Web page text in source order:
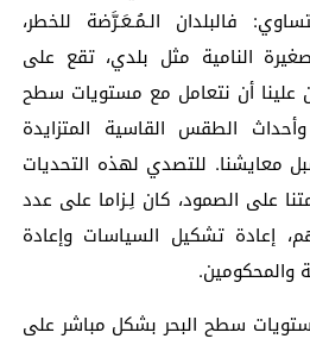
فالبلدان الـمُـعَـرَّضة للخطر،
النامية مثل بلدي، تقع على
علينا أن نتعامل مع مستويات سطح
وأحداث الطقس القاسية المتزايدة
معايشنا. للتصدي لهذه التحديات
على الصمود، كان لِـزاما على عدد
إعادة تشكيل السياسات وإعادة
والمحكومين.
سطح البحر بشكل مباشر على